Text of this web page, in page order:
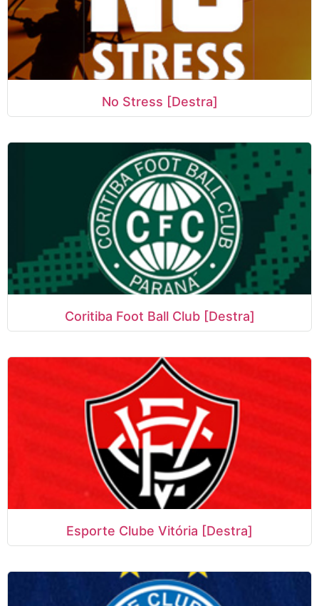
No Stress [Destra]
Coritiba Foot Ball Club [Destra]
Esporte Clube Vitória [Destra]